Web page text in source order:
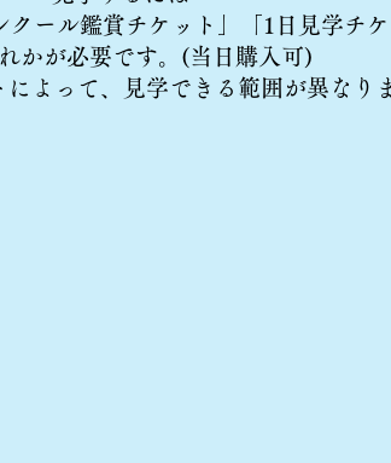
クール鑑賞チケット」「1日見学チケ
かが必要です。 (当日購入可)
よって、見学できる範囲が異なり